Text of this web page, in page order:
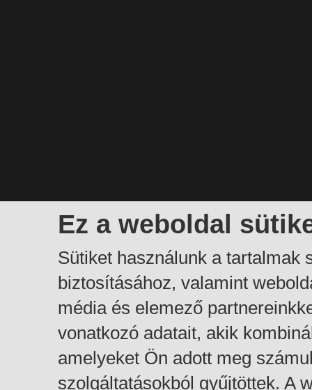
Ez a weboldal
Sütiket használunk a tartalmak
biztosításához, valamint
média és elemező
vonatkozó adatait, akik
amelyeket Ön adott meg
szolgáltatásokból gyűjtöttek. A